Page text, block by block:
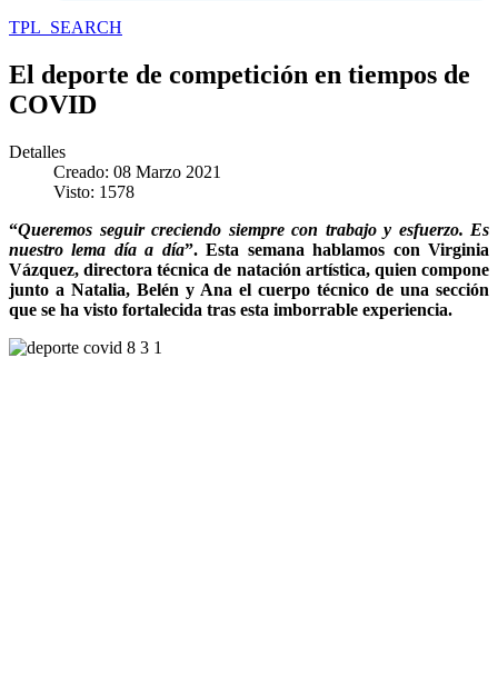
TPL_SEARCH
El deporte de competición en tiempos de
COVID
Detalles
Creado: 08 Marzo 2021
Visto: 1578
“Queremos seguir creciendo siempre con trabajo y esfuerzo. Es
nuestro lema día a día”. Esta semana hablamos con Virginia
Vázquez, directora técnica de natación artística, quien compone
junto a Natalia, Belén y Ana el cuerpo técnico de una sección
que se ha visto fortalecida tras esta imborrable experiencia.